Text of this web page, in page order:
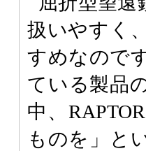
扱いやすく
すめなので
ている製品
中、
ものを」と